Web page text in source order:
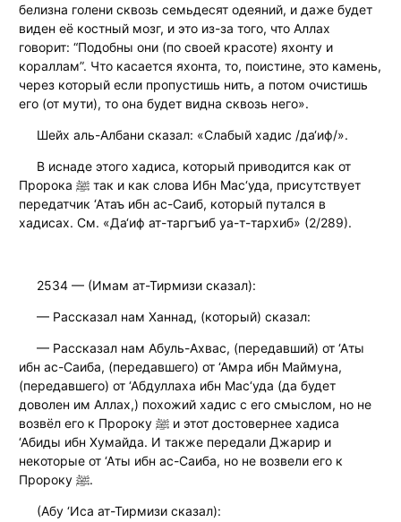
белизна голени сквозь семьдесят одеяний, и даже будет
виден её костный мозг, и это из-за того, что Аллах
говорит: “Подобны они (по своей красоте) яхонту и
кораллам”. Что касается яхонта, то, поистине, это камень,
через который если пропустишь нить, а потом очистишь
его (от мути), то она будет видна сквозь него».
Шейх аль-Албани сказал: «Слабый хадис /да‘иф/».
В иснаде этого хадиса, который приводится как от
Пророка ﷺ так и как слова Ибн Мас‘уда, присутствует
передатчик ‘Атаъ ибн ас-Саиб, который путался в
хадисах. См. «Да‘иф ат-таргъиб уа-т-тархиб» (2/289).
2534 — (Имам ат-Тирмизи сказал):
— Рассказал нам Ханнад, (который) сказал:
— Рассказал нам Абуль-Ахвас, (передавший) от ‘Аты
ибн ас-Саиба, (передавшего) от ‘Амра ибн Маймуна,
(передавшего) от ‘Абдуллаха ибн Мас‘уда (да будет
доволен им Аллах,) похожий хадис с его смыслом, но не
возвёл его к Пророку ﷺ и этот достовернее хадиса
‘Абиды ибн Хумайда. И также передали Джарир и
некоторые от ‘Аты ибн ас-Саиба, но не возвели его к
Пророку ﷺ.
(Абу ‘Иса ат-Тирмизи сказал):